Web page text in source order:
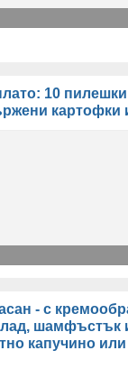
10
картофки
- с
шамфъстък
капучино